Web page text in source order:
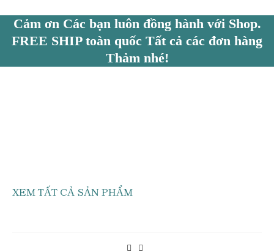
Cảm ơn Các bạn luôn đồng hành với Shop.
FREE SHIP toàn quốc Tất cả các đơn hàng
Thảm nhé!
XEM TẤT CẢ SẢN PHẨM